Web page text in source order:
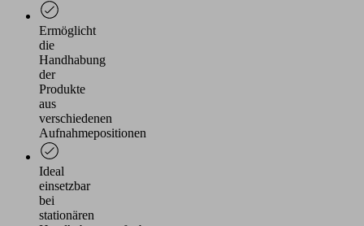
Videoinhalte
einzubetten.
Dieser
Service
kann
Daten
Ihren
Aktivitäten
sammeln.
Bitte
lesen
Ermöglicht
die
Handhabung
der
Produkte
aus
verschiedenen
Aufnahmepositionen
Ideal
einsetzbar
bei
stationären